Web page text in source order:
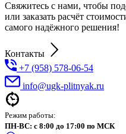
Свяжитесь с нами, чтобы
или заказать расчёт
самого надёжного решения!
Контакты
+7 (958) 578-06-54
info@ugk-plitnyak.ru
Режим работы:
ПН-ВС: с 8:00 до 17:00 по МСК